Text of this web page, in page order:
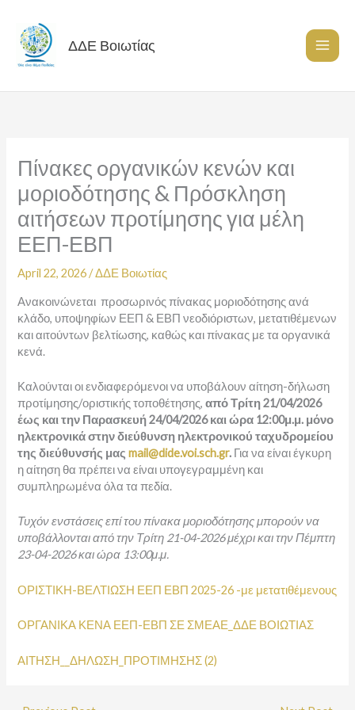
content
ΔΔΕ Βοιωτίας
Πίνακες oργανικών κενών και
μοριοδότησης & Πρόσκληση
αιτήσεων προτίμησης για μέλη
ΕΕΠ-ΕΒΠ
April 22, 2026/ΔΔΕ Βοιωτίας
Ανακοινώνεται προσωρινός πίνακας μοριοδότησης ανά
κλάδο, υποψηφίων ΕΕΠ & ΕΒΠ νεοδιόριστων, μετατιθέμενων
και αιτούντων βελτίωσης, καθώς και πίνακας με τα οργανικά
κενά.
Καλούνται οι ενδιαφερόμενοι να υποβάλουν αίτηση-δήλωση
προτίμησης/οριστικής τοποθέτησης,από Τρίτη 21/04/2026
έως και την Παρασκευή 24/04/2026 και ώρα 12:00μ.μ. μόνο
ηλεκτρονικά στην διεύθυνση ηλεκτρονικού ταχυδρομείου
της διεύθυνσής μαςmail@dide.voi.sch.gr. Για να είναι έγκυρη
η αίτηση θα πρέπει να είναι υπογεγραμμένη και
συμπληρωμένα όλα τα πεδία.
Τυχόν ενστάσεις επί του πίνακα μοριοδότησης μπορούν να
υποβάλλονται από την Τρίτη 21-04-2026 μέχρι και την Πέμπτη
23-04-2026 και ώρα 13:00μ.μ.
ΟΡΙΣΤΙΚΗ-ΒΕΛΤΙΩΣΗ ΕΕΠ ΕΒΠ 2025-26 -με μετατιθέμενους
ΟΡΓΑΝΙΚΑ ΚΕΝΑ ΕΕΠ-ΕΒΠ ΣΕ ΣΜΕΑΕ_ΔΔΕ ΒΟΙΩΤΙΑΣ
ΑΙΤΗΣΗ__ΔΗΛΩΣΗ_ΠΡΟΤΙΜΗΣΗΣ (2)